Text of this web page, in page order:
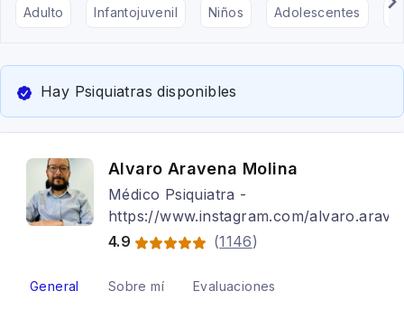
Adulto Infantojuvenil Niños Adolescentes
Hay Psiquiatras disponibles
Alvaro Aravena Molina
Médico Psiquiatra -
https://www.instagram.com/alvaro.arav/
4.9
(1146)
General Sobre mí Evaluaciones